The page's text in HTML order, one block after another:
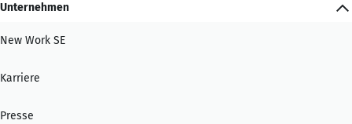
Unternehmen
New Work SE
Karriere
Presse